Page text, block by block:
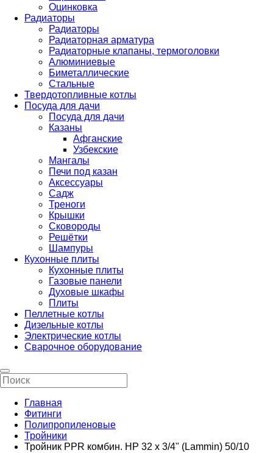
Оцинковка
Радиаторы
Радиаторы
Радиаторная арматура
Радиаторные клапаны, термоголовки
Алюминиевые
Биметаллические
Стальные
Твердотопливные котлы
Посуда для дачи
Посуда для дачи
Казаны
Афганские
Узбекские
Мангалы
Печи под казан
Аксессуары
Садж
Треноги
Крышки
Сковороды
Решётки
Шампуры
Кухонные плиты
Кухонные плиты
Газовые панели
Духовые шкафы
Плиты
Пеллетные котлы
Дизельные котлы
Электрические котлы
Сварочное оборудование
Главная
Фитинги
Полипропиленовые
Тройники
Тройник PPR комбин. НР 32 х 3/4" (Lammin) 50/10